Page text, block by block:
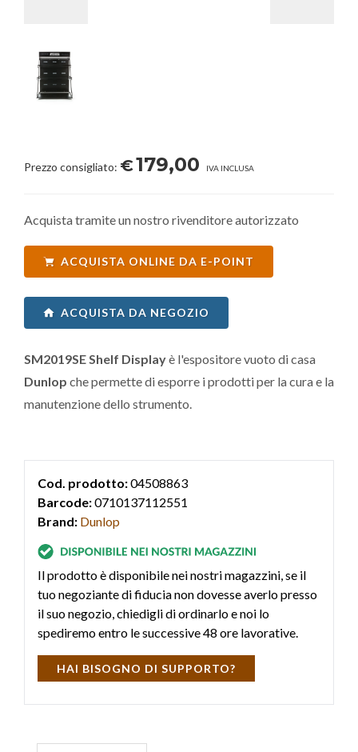
Prezzo consigliato: €179,00 IVA INCLUSA
Acquista tramite un nostro rivenditore autorizzato
ACQUISTA ONLINE DA E-POINT
ACQUISTA DA NEGOZIO
SM2019SE Shelf Displayè l'espositore vuoto di casa
Dunlop che permette di esporre i prodotti per la cura e la
manutenzione dello strumento.
Cod. prodotto:04508863
Barcode:0710137112551
Brand: Dunlop
Il prodotto è disponibile nei nostri magazzini, se il
tuo negoziante di fiducia non dovesse averlo presso
il suo negozio, chiedigli di ordinarlo e noi lo
spediremo entro le successive 48 ore lavorative.
HAI BISOGNO DI SUPPORTO?